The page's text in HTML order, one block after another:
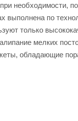
необходимости,
выполнена по
только
мелких
обладающие